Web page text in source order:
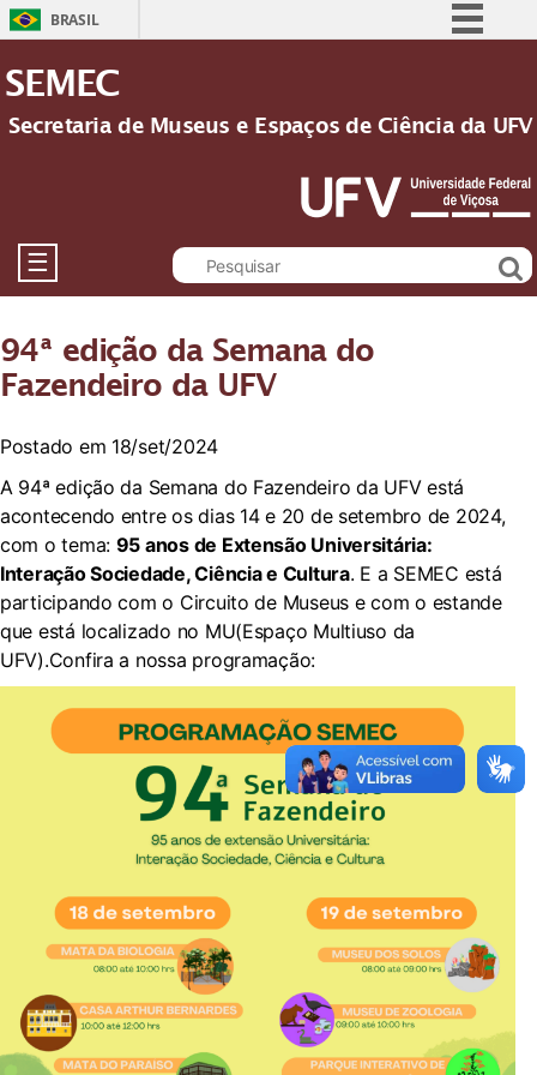
BRASIL
Participe
Acesso à informação
Legislação
Canais
SEMEC
Secretaria de Museus e Espaços de Ciência da UFV
☰
94ª edição da Semana do
Fazendeiro da UFV
Postado em 18/set/2024
A 94ª edição da Semana do Fazendeiro da UFV está
acontecendo entre os dias 14 e 20 de setembro de 2024,
com o tema: 95 anos de Extensão Universitária:
Interação Sociedade, Ciência e Cultura. E a SEMEC está
participando com o Circuito de Museus e com o estande
que está localizado no MU(Espaço Multiuso da
UFV).Confira a nossa programação: